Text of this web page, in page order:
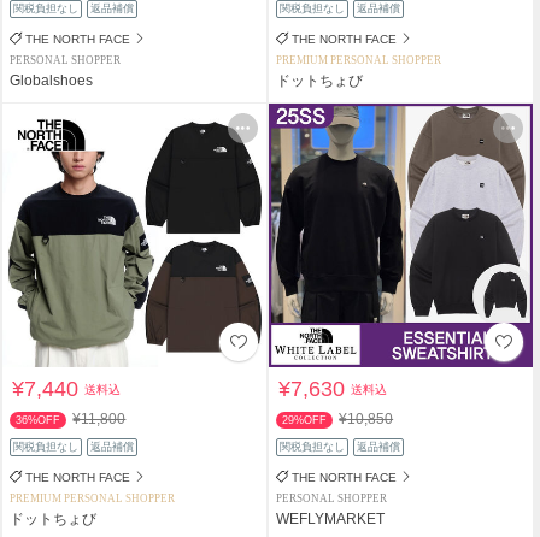
関税負担なし 返品補償
THE NORTH FACE
PERSONAL SHOPPER
Globalshoes
関税負担なし 返品補償
THE NORTH FACE
PREMIUM PERSONAL SHOPPER
ドットちょび
¥7,440送料込
36%OFF ¥11,800
関税負担なし 返品補償
THE NORTH FACE
PREMIUM PERSONAL SHOPPER
ドットちょび
¥7,630送料込
29%OFF ¥10,850
関税負担なし 返品補償
THE NORTH FACE
PERSONAL SHOPPER
WEFLYMARKET